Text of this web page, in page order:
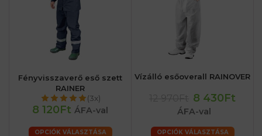
Fényvisszaverő eső szett
RAINER
(3x)
8 120Ft ÁFA-val
OPCIÓK VÁLASZTÁSA
Vízálló esőoverall RAINOVER
8 430Ft
ÁFA-val
OPCIÓK VÁLASZTÁSA